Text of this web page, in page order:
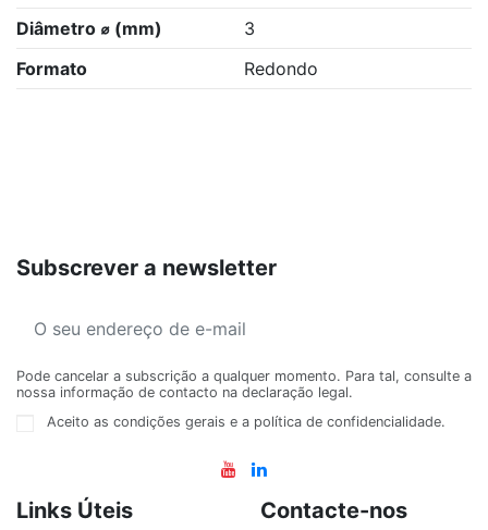
Diâmetro ⌀ (mm)
3
Formato
Redondo
Subscrever a newsletter
Pode cancelar a subscrição a qualquer momento. Para tal, consulte a
nossa informação de contacto na declaração legal.
Aceito as condições gerais e a política de confidencialidade.
Links Úteis Contacte-nos